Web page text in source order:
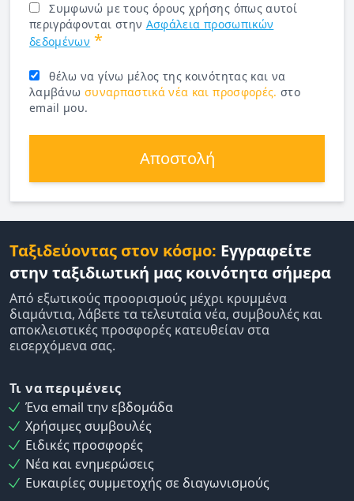
Συμφωνώ με τους όρους χρήσης όπως αυτοί
περιγράφονται στην Ασφάλεια προσωπικών
δεδομένων *
θέλω να γίνω μέλος της κοινότητας και να
λαμβάνω συναρπαστικά νέα και προσφορές. στο
email μου.
Αποστολή
Ταξιδεύοντας στον κόσμο: Εγγραφείτε
στην ταξιδιωτική μας κοινότητα σήμερα
Από εξωτικούς προορισμούς μέχρι κρυμμένα
διαμάντια, λάβετε τα τελευταία νέα, συμβουλές και
αποκλειστικές προσφορές κατευθείαν στα
εισερχόμενα σας.
Τι να περιμένεις
Ένα email την εβδομάδα
Χρήσιμες συμβουλές
Ειδικές προσφορές
Νέα και ενημερώσεις
Ευκαιρίες συμμετοχής σε διαγωνισμούς